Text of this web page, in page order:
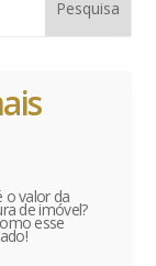
o valor da
de imóvel?
esse